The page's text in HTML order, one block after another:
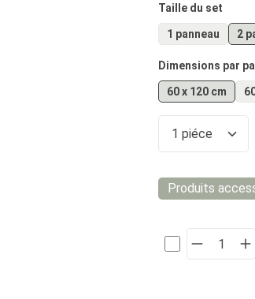
Sélectionnez
Taille du set
1 panneau 2
Sélectionnez
Dimensions par
60 x 120 cm
Quantité
Produits